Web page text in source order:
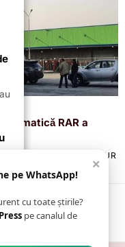
RAR a
DE ANULARE & RETUR
CONTACT
×
pe WhatsApp!
cu toate știrile?
pe canalul de